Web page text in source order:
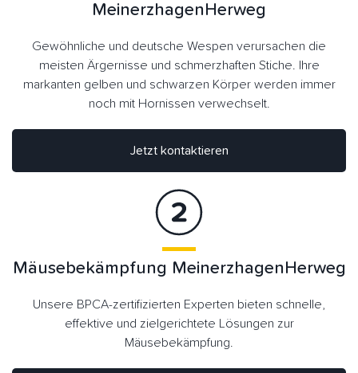
MeinerzhagenHerweg
Gewöhnliche und deutsche Wespen verursachen die
meisten Ärgernisse und schmerzhaften Stiche. Ihre
markanten gelben und schwarzen Körper werden immer
noch mit Hornissen verwechselt.
Jetzt kontaktieren
Mäusebekämpfung MeinerzhagenHerweg
Unsere BPCA-zertifizierten Experten bieten schnelle,
effektive und zielgerichtete Lösungen zur
Mäusebekämpfung.